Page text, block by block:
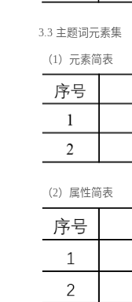
3.3 主题词元素集
（1）元素简表
（2）属性简表